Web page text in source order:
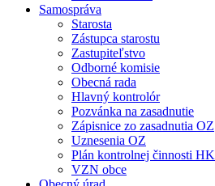
Samospráva
Starosta
Zástupca starostu
Zastupiteľstvo
Odborné komisie
Obecná rada
Hlavný kontrolór
Pozvánka na zasadnutie
Zápisnice zo zasadnutia OZ
Uznesenia OZ
Plán kontrolnej činnosti HK
VZN obce